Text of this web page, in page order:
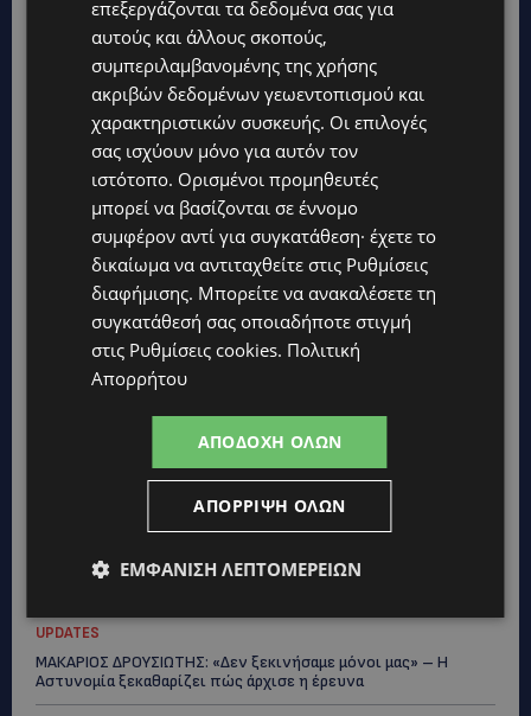
UPDATES
ΚΙΤΡΙΝΗ ΠΡΟΕΙΔΟΠΟΙΗΣΗ: Έτοιμοι για παραλία – Στους 40°C
και σήμερα η Κύπρος-Πότε θα τεθεί σε ισχύ
UPDATES
ΦΕΙΔΙΑΣ ΠΑΝΑΓΙΩΤΟΥ: Η εμφάνισή του στην εκδήλωση για
Ισαάκ και Σολωμού προκάλεσε αντιδράσεις – «Ασέβεια προς
τους νεκρούς»-(Φώτο)
UPDATES
ΔΗΜΟΣ ΛΑΤΣΙΩΝ – ΓΕΡΙΟΥ: Πάνω από 8.000 υπογραφές κατά
των Δομών Ανηλίκων – Ζητούν γραπτή δέσμευση από το
UPDATES
ΑΓΙΟΣ ΙΩΑΝΝΗΣ ΠΙΤΣΙΛΙΑΣ: Ξανανοίγει η πισίνα του χωριού –
ΕΛΕΝΑ ΠΑΠΑΔΟΠΟΥΛΟΥ: Από τη σκηνή στην Αντιπροεδρία του
ARLA PROTEIN: Συνεχίζει να καινοτομεί με το Arla Protein Food
UPDATES
ΜΑΚΑΡΙΟΣ ΔΡΟΥΣΙΩΤΗΣ: «Δεν ξεκινήσαμε μόνοι μας» – Η
Αστυνομία ξεκαθαρίζει πώς άρχισε η έρευνα
επεξεργάζονται τα δεδομένα σας για
αυτούς και άλλους σκοπούς,
συμπεριλαμβανομένης της χρήσης
ακριβών δεδομένων γεωεντοπισμού και
χαρακτηριστικών συσκευής. Οι επιλογές
σας ισχύουν μόνο για αυτόν τον
ιστότοπο. Ορισμένοι προμηθευτές
μπορεί να βασίζονται σε έννομο
συμφέρον αντί για συγκατάθεση· έχετε το
δικαίωμα να αντιταχθείτε στις Ρυθμίσεις
διαφήμισης. Μπορείτε να ανακαλέσετε τη
συγκατάθεσή σας οποιαδήποτε στιγμή
στις Ρυθμίσεις cookies. Πολιτική
Απορρήτου
ΑΠΟΔΟΧΉ ΌΛΩΝ
ΑΠΌΡΡΙΨΗ ΌΛΩΝ
ΕΜΦΆΝΙΣΗ ΛΕΠΤΟΜΕΡΕΙΏΝ